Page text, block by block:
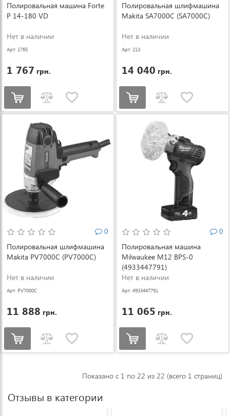
Полировальная машина Forte
P 14-180 VD
Нет в наличии
Арт: 1765
1 767 грн.
Полировальная шлифмашина
Makita SA7000C (SA7000C)
Нет в наличии
Арт: 213
14 040 грн.
0
Полировальная шлифмашина
Makita PV7000C (PV7000C)
Нет в наличии
Арт: PV7000C
11 888 грн.
0
Полировальная машина
Milwaukee M12 BPS-0
(4933447791)
Нет в наличии
Арт: 4933447791
11 065 грн.
Показано с 1 по 22 из 22 (всего 1 страниц)
Отзывы в категории